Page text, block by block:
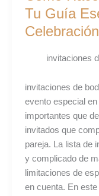
Tu Guía
invitaciones
invitaciones de
evento especial
importantes que
invitados que
pareja. La lista de
y complicado de
limitaciones de
en cuenta. En
Invitados
Tu
Celebración
Perfecta